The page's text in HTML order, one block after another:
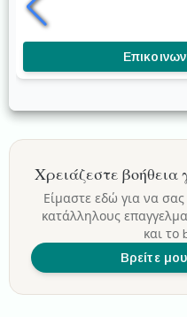
Χρειάζεστε βοήθεια
Είμαστε εδώ για να
κατάλληλους
και το
Βρείτε